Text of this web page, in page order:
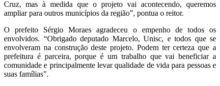
Cruz, mas à medida que o projeto vai acontecendo, queremos
ampliar para outros municípios da região”, pontua o reitor.
O prefeito Sérgio Moraes agradeceu o empenho de todos os
envolvidos. “Obrigado deputado Marcelo, Unisc, e todos que se
envolveram na construção deste projeto. Podem ter certeza que a
prefeitura é parceira, porque é um trabalho que vai beneficiar a
comunidade e principalmente levar qualidade de vida para pessoas e
suas famílias”.